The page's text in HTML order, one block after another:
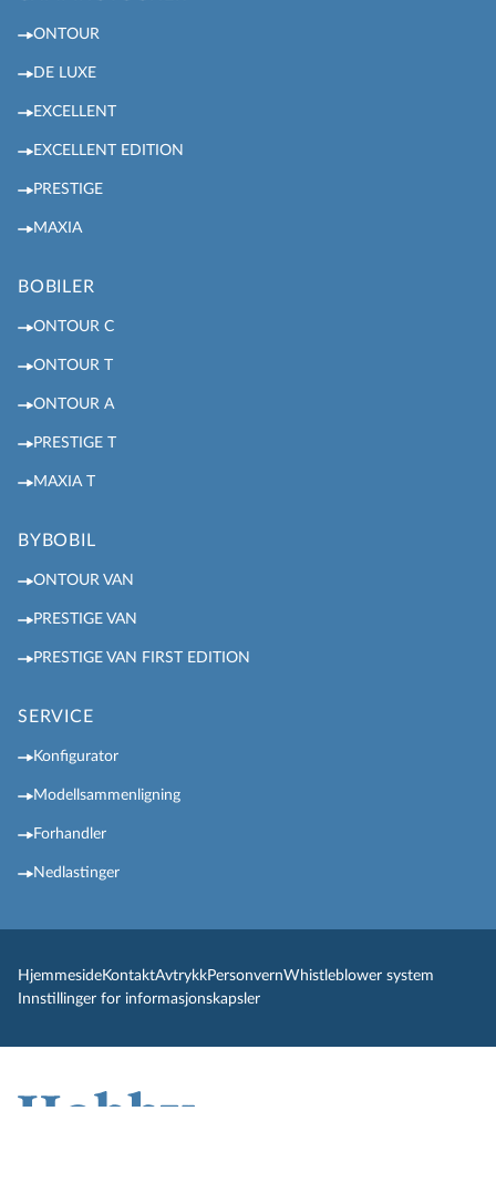
ONTOUR
DE LUXE
EXCELLENT
EXCELLENT EDITION
PRESTIGE
MAXIA
BOBILER
ONTOUR C
ONTOUR T
ONTOUR A
PRESTIGE T
MAXIA T
BYBOBIL
ONTOUR VAN
PRESTIGE VAN
PRESTIGE VAN FIRST EDITION
SERVICE
Konfigurator
Modellsammenligning
Forhandler
Nedlastinger
HjemmesideKontaktAvtrykkPersonvernWhistleblower system
Innstillinger for informasjonskapsler